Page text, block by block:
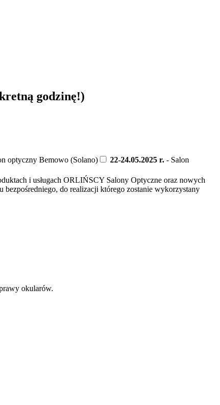
godzinę!)
optyczny Bemowo (Solano) 22-24.05.2025 r. - Salon
i usługach ORLIŃSCY Salony Optyczne oraz nowych
do realizacji którego zostanie wykorzystany
okularów.